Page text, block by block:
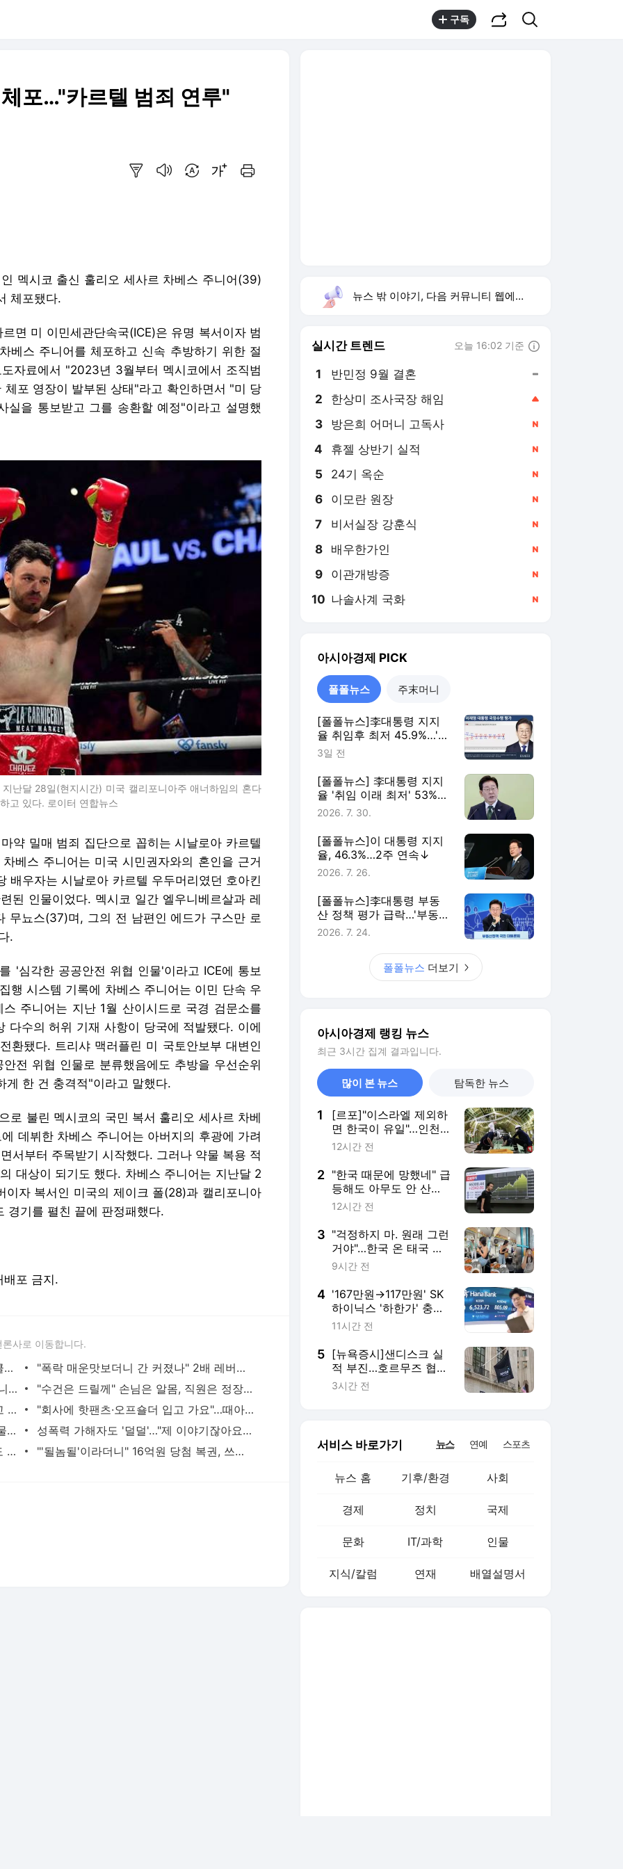
구독
포…"카르텔 범죄 연루"
멕시코 출신 훌리오 세사르 차베스 주니어(39)
체포됐다.
면 미 이민세관단속국(ICE)은 유명 복서이자 범
베스 주니어를 체포하고 신속 추방하기 위한 절
자료에서 "2023년 3월부터 멕시코에서 조직범
포 영장이 발부된 상태"라고 확인하면서 "미 당
실을 통보받고 그를 송환할 예정"이라고 설명했
난달 28일(현지시간) 미국 캘리포니아주 애너하임의 혼다
고 있다. 로이터 연합뉴스
약 밀매 범죄 집단으로 꼽히는 시날로아 카르텔
베스 주니어는 미국 시민권자와의 혼인을 근거
배우자는 시날로아 카르텔 우두머리였던 호아킨
된 인물이었다. 멕시코 일간 엘우니베르살과 레
무뇨스(37)며, 그의 전 남편인 에드가 구스만 로
.
'심각한 공공안전 위협 인물'이라고 ICE에 통보
행 시스템 기록에 차베스 주니어는 이민 단속 우
주니어는 지난 1월 산이시드로 국경 검문소를
다수의 허위 기재 사항이 당국에 적발됐다. 이에
환됐다. 트리샤 맥러플린 미 국토안보부 대변인
전 위협 인물로 분류했음에도 추방을 우선순위
게 한 건 충격적"이라고 말했다.
로 불린 멕시코의 국민 복서 훌리오 세사르 차베
데뷔한 차베스 주니어는 아버지의 후광에 가려
서부터 주목받기 시작했다. 그러나 약물 복용 적
대상이 되기도 했다. 차베스 주니어는 지난달 2
자 복서인 미국의 제이크 폴(28)과 캘리포니아
경기를 펼친 끝에 판정패했다.
포 금지.
론사로 이동합니다.
"선수 가슴이 갑자기 커졌다" 여자 사이클서 제기된 '브라 패드' 의혹
"폭락 매운맛보더니 간 커졌나" 2배 레버리지 막자 3배 짜리로 날아간 개미들
"해운대인데 뭐 어때" "그래도 마트는 아니지" 점점 뜨거워지는 '비키니 논쟁'
"수건은 드릴께" 손님은 알몸, 직원은 정장…美 식당이 꺼낸 '파격 생존법'
"내 딸보다도 어린데" 편의점에서 침 뱉고 욕설한 10대…경찰은 "미성년이라 처벌 어렵다"
"회사에 핫팬츠·오프숄더 입고 가요"…때아닌 출근 복장 논쟁에 '시끌'
"한국산 찝찝해, 그냥 버려라" 기껏 구호물품 보냈더니…日 누리꾼 '막말'
성폭력 가해자도 '덜덜'…"제 이야기잖아요" 피해자 체험하자 달라졌다 [르포]
조회수 2580만 '바나나킥 아기'에 농심도 '심쿵'…키보다 큰 대형 바나나킥 전달
"'될놈될'이라더니" 16억원 당첨 복권, 쓰레기차 2시간 뒤져 찾은 사연
뉴스 밖 이야기, 다음 커뮤니티 웹에서 보기
실시간 트렌드 오늘 16:02 기준
1 반민정 9월 결혼
3 방은희 어머니 고독사
4 휴젤 상반기 실적
5 24기 옥순
6 이모란 원장
7 비서실장 강훈식
8 배우한가인
9 이관개방증
10 나솔사계 국화
아시아경제 PICK
폴폴뉴스 주末머니
[폴폴뉴스]李대통령 지지
율 취임후 최저 45.9%…'부
정평가, 긍정평가 앞서'
3일 전
[폴폴뉴스] 李대통령 지지
율 '취임 이래 최저' 53%…
민주 40%·국힘 21%
2026. 7. 30.
[폴폴뉴스]이 대통령 지지
율, 46.3%…2주 연속↓
2026. 7. 26.
[폴폴뉴스]李대통령 부동
산 정책 평가 급락…'부동산
정책 잘한다' 3월 51%→ 7
2026. 7. 24.
폴폴뉴스 더보기
아시아경제 랭킹 뉴스
최근 3시간 집계 결과입니다.
많이 본 뉴스 탐독한 뉴스
1
[르포]"이스라엘 제외하
면 한국이 유일"…인천
공항, '224조' 항공
12시간 전
2 "한국 때문에 망했네" 급
등해도 아무도 안 산
다…코스피 따라 출렁이
12시간 전
3 "걱정하지 마. 원래 그런
거야"…한국 온 태국 관
광객, 밥값 대신 낸 어르
9시간 전
4 '167만원→117만원' SK
하이닉스 '하한가' 충
격…프리마켓 시초가 논
11시간 전
5 [뉴욕증시]샌디스크 실
적 부진…호르무즈 협상
주목하며 혼조세
3시간 전
서비스 바로가기 뉴스 연예 스포츠
뉴스 홈 기후/환경 사회
경제 정치 국제
문화 IT/과학 인물
지식/칼럼 연재 배열설명서